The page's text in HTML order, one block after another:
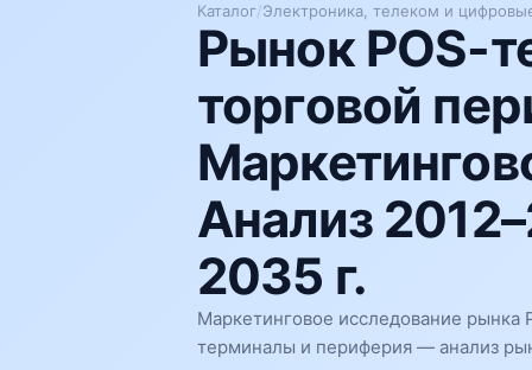
Каталог/Электроника, телеком и
Рынок POS-
торговой
Анализ
2035 г.
Маркетинговое исследование
терминалы и периферия — анализ